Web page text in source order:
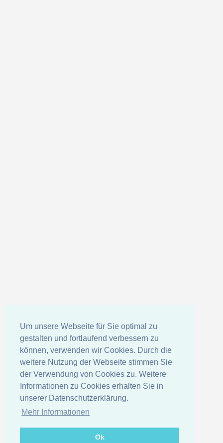
Um unsere Webseite für Sie optimal zu
gestalten und fortlaufend verbessern zu
können, verwenden wir Cookies. Durch die
weitere Nutzung der Webseite stimmen Sie
der Verwendung von Cookies zu. Weitere
Informationen zu Cookies erhalten Sie in
unserer Datenschutzerklärung.
Mehr Informationen
Ok